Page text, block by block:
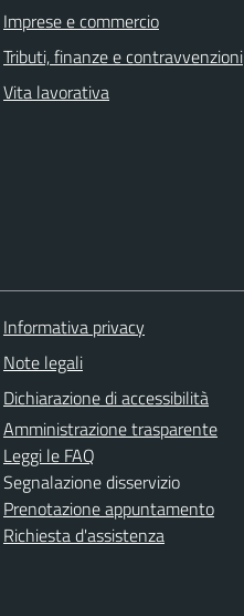
Imprese e commercio
Tributi, finanze e contravvenzioni
Vita lavorativa
Informativa privacy
Note legali
Dichiarazione di accessibilità
Amministrazione trasparente
Leggi le FAQ
Segnalazione disservizio
Prenotazione appuntamento
Richiesta d'assistenza